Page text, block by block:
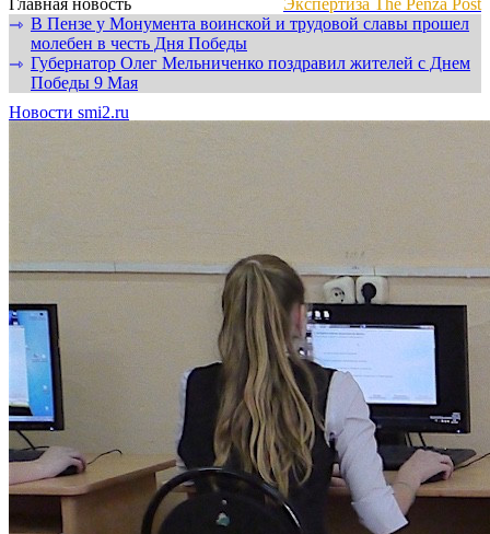
Главная новость
Экспертиза The Penza Post
⇾ В Пензе у Монумента воинской и трудовой славы прошел
молебен в честь Дня Победы
⇾ Губернатор Олег Мельниченко поздравил жителей с Днем
Победы 9 Мая
Новости smi2.ru